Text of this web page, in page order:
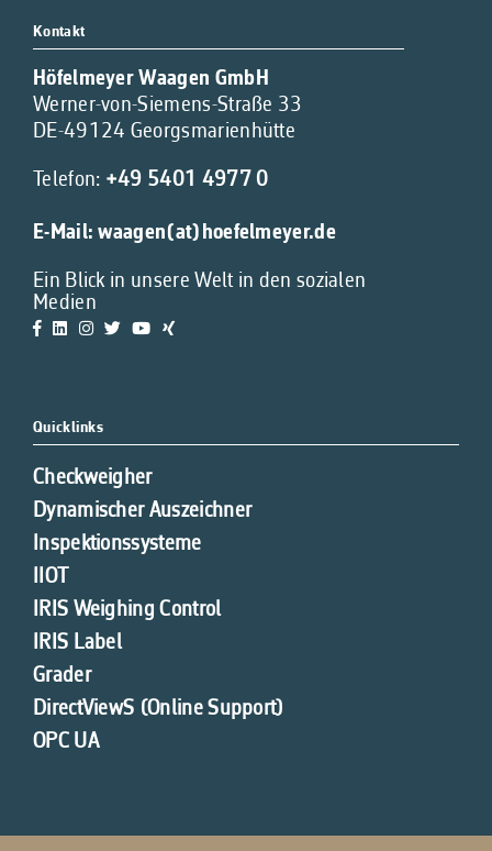
Kontakt
Höfelmeyer Waagen GmbH
Werner-von-Siemens-Straße 33
DE-49124 Georgsmarienhütte
Telefon: +49 5401 4977 0
E-Mail:waagen(at)hoefelmeyer.de
Ein Blick in unsere Welt in den sozialen
Medien
Quicklinks
Checkweigher
Dynamischer Auszeichner
Inspektionssysteme
IIOT
IRIS Weighing Control
IRIS Label
Grader
DirectViewS (Online Support)
OPC UA